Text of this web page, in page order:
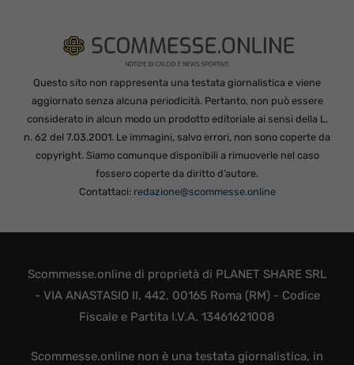
Questo sito non rappresenta una testata giornalistica e viene
aggiornato senza alcuna periodicità. Pertanto, non può essere
considerato in alcun modo un prodotto editoriale ai sensi della L.
n. 62 del 7.03.2001. Le immagini, salvo errori, non sono coperte da
copyright. Siamo comunque disponibili a rimuoverle nel caso
fossero coperte da diritto d’autore.
Contattaci: redazione@scommesse.online
Scommesse.online di proprietà di PLANET SHARE SRL
- VIA ANASTASIO II, 442, 00165 Roma (RM) - Codice
Fiscale e Partita I.V.A. 13461621008
Scommesse.online non è una testata giornalistica, in